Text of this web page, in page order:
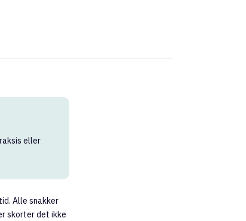
eller
Alle snakker
skorter det ikke